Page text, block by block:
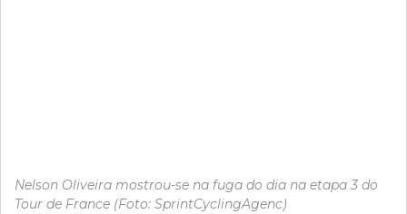
Nelson Oliveira mostrou-se na fuga do dia na etapa 3 do
Tour de France (Foto: SprintCyclingAgenc)